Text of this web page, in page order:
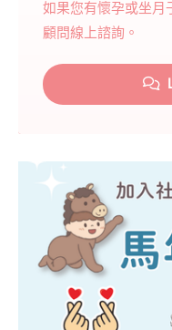
如果您有懷孕或坐月
顧問線上諮詢。